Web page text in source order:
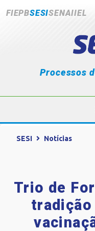
FIEPBSESISENAIIEL
Processos
SESI Notícias
Trio de
tradição